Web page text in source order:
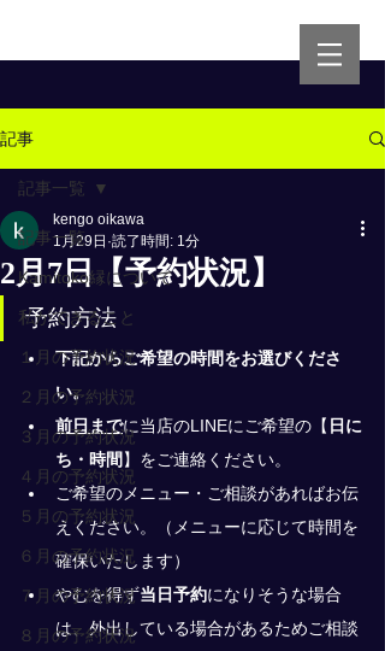
記事
記事一覧
Kamitoko縁について
私ができること
１月の予約状況
２月の予約状況
３月の予約状況
４月の予約状況
５月の予約状況
６月の予約状況
７月の予約状況
８月の予約状況
記事一覧
2月7日【予約状況】
kengo oikawa
1月29日 読了時間: 1分
予約方法
下記からご希望の時間をお選びくださ
い。
前日までに当店のLINEにご希望の 【 日に
ち・時間 】 をご連絡ください。
ご希望のメニュー・ご相談があればお伝
えください。（メニューに応じて時間を
確保いたします）
やむを得ず当日予約になりそうな場合
は、外出している場合があるためご相談